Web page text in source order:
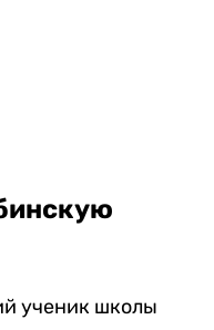
ученик школы